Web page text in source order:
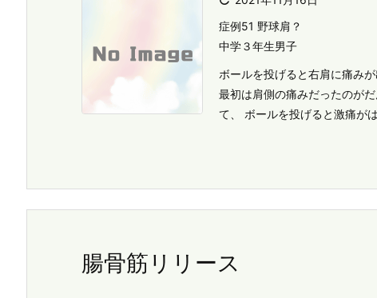
症例51 野球肩？
中学３年生男子
ボールを投げると右肩に痛み
最初は肩側の痛みだったのが
て、 ボールを投げると激痛がは
腸骨筋リリース